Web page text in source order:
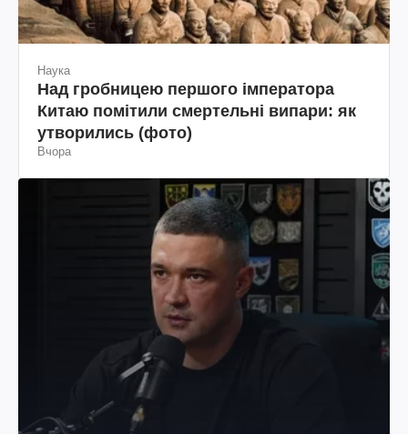
Наука
Над гробницею першого імператора
Китаю помітили смертельні випари: як
утворились (фото)
Вчора